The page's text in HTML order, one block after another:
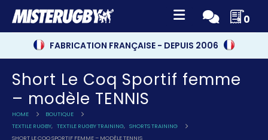
0
FABRICATION FRANÇAISE - DEPUIS 2006
Short Le Coq Sportif femme
– modèle TENNIS
HOME
BOUTIQUE
TEXTILE RUGBY, TEXTILE RUGBY TRAINING, SHORTS TRAINING
SHORT LE COQ SPORTIF FEMME – MODÈLE TENNIS